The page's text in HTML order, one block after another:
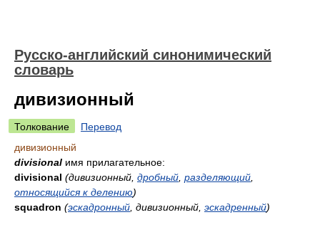
Русско-английский синонимический
словарь
дивизионный
Толкование
Перевод
дивизионный
divisional имя прилагательное:
divisional (дивизионный, дробный разделяющий
относящийся к делению)
squadron (эскадронный , дивизионный, эскадренный)